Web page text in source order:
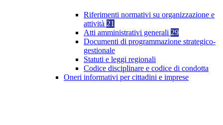
Riferimenti normativi su organizzazione e
attività 21
Atti amministrativi generali 29
Documenti di programmazione strategico-
gestionale
Statuti e leggi regionali
Codice disciplinare e codice di condotta
Oneri informativi per cittadini e imprese